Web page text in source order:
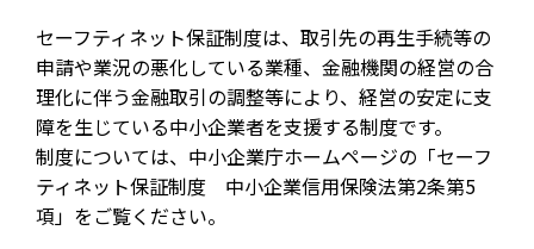
セーフティネット保証制度は、取引先の再生手続等の
申請や業況の悪化している業種、金融機関の経営の合
理化に伴う金融取引の調整等により、経営の安定に支
障を生じている中小企業者を支援する制度です。
制度については、中小企業庁ホームページの「セーフ
ティネット保証制度 中小企業信用保険法第2条第5
項」をご覧ください。